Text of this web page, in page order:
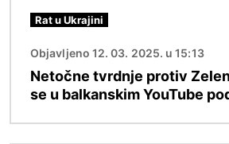
Rat u Ukrajini
Objavljeno 12. 03. 2025. u 15:13
Netočne tvrdnje protiv
se u balkanskim YouTube